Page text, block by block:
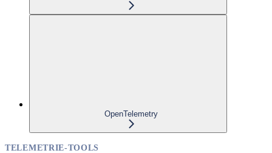
OpenTelemetry
TELEMETRIE-TOOLS